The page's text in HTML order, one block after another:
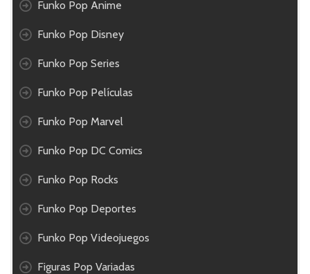
Funko Pop Anime
Funko Pop Disney
Funko Pop Series
Funko Pop Películas
Funko Pop Marvel
Funko Pop DC Comics
Funko Pop Rocks
Funko Pop Deportes
Funko Pop Videojuegos
Figuras Pop Variadas